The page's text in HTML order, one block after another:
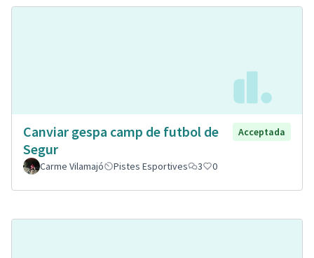
Canviar gespa camp de futbol de
Segur
Acceptada
Carme Vilamajó Pistes Esportives 3 0